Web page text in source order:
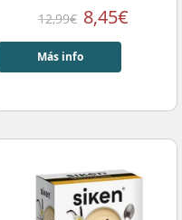
12,99€ 8,45€
Más info